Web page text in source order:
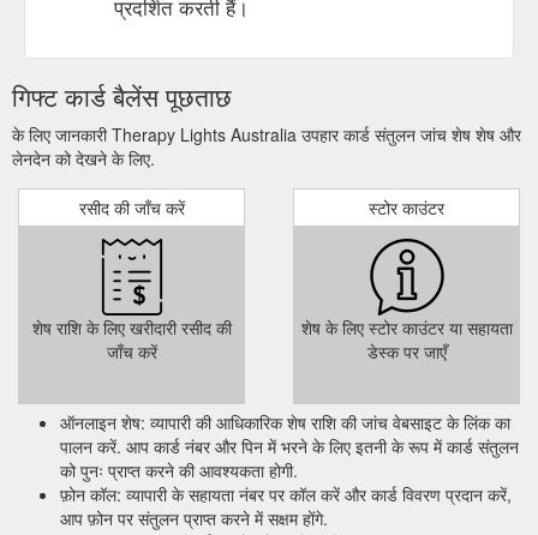
प्रदर्शित करती हैं।
गिफ्ट कार्ड बैलेंस पूछताछ
के लिए जानकारी Therapy Lights Australia उपहार कार्ड संतुलन जांच शेष शेष और
लेनदेन को देखने के लिए.
रसीद की जाँच करें
शेष राशि के लिए खरीदारी रसीद की
जाँच करें
स्टोर काउंटर
शेष के लिए स्टोर काउंटर या सहायता
डेस्क पर जाएँ
ऑनलाइन शेष: व्यापारी की आधिकारिक शेष राशि की जांच वेबसाइट के लिंक का
पालन करें. आप कार्ड नंबर और पिन में भरने के लिए इतनी के रूप में कार्ड संतुलन
को पुनः प्राप्त करने की आवश्यकता होगी.
फ़ोन कॉल: व्यापारी के सहायता नंबर पर कॉल करें और कार्ड विवरण प्रदान करें,
आप फ़ोन पर संतुलन प्राप्त करने में सक्षम होंगे.